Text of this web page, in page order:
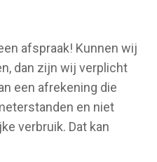
afspraak! Kunnen wij
dan zijn wij verplicht
een afrekening die
en niet
verbruik. Dat kan